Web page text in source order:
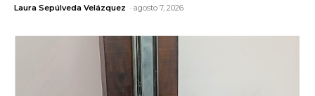
Laura Sepúlveda Velázquez - agosto 7, 2026